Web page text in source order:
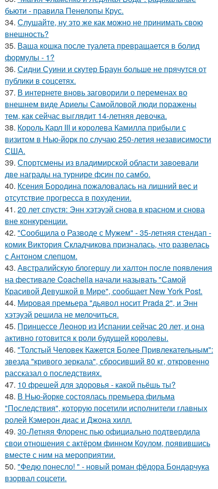
бьюти - правила Пенелопы Крус.
34. Слушайте, ну это же как можно не принимать свою
внешность?
35. Ваша кошка после туалета превращается в болид
формулы - 1?
36. Сидни Суини и скутер Браун больше не прячутся от
публики в соцсетях.
37. В интернете вновь заговорили о переменах во
внешнем виде Ариелы Самойловой люди поражены
тем, как сейчас выглядит 14-летняя девочка.
38. Король Карл III и королева Камилла прибыли с
визитом в Нью-йорк по случаю 250-летия независимости
США.
39. Спортсмены из владимирской области завоевали
две награды на турнире фсин по самбо.
40. Ксения Бородина пожаловалась на лишний вес и
отсутствие прогресса в похудении.
41. 20 лет спустя: Энн хэтэуэй снова в красном и снова
вне конкуренции.
42. "Сообщила о Разводе с Мужем" - 35-летняя стендап -
комик Виктория Складчикова призналась, что развелась
с Антоном слепцом.
43. Австралийскую блогершу ли халтон после появления
на фестивале Coachella начали называть "Самой
Красивой Девушкой в Мире", сообщает New York Post.
44. Мировая премьера "дьявол носит Prada 2", и Энн
хэтэуэй решила не мелочиться.
45. Принцессе Леонор из Испании сейчас 20 лет, и она
активно готовится к роли будущей королевы.
46. "Толстый Человек Кажется Более Привлекательным":
звезда "кривого зеркала", сбросивший 80 кг, откровенно
рассказал о последствиях.
47. 10 фрешей для здоровья - какой пьёшь ты?
48. В Нью-йорке состоялась премьера фильма
"Последствия", которую посетили исполнители главных
ролей Кэмерон диас и Джона хилл.
49. 30-Летняя Флоренс пью официально подтвердила
свои отношения с актёром финном Коулом, появившись
вместе с ним на мероприятии.
50. "Федю понесло! " - новый роман фёдора Бондарчука
взорвал соцсети.